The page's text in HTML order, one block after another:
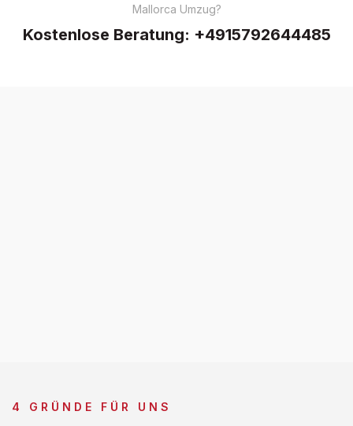
Mallorca Umzug?
Kostenlose Beratung: +4915792644485
4 GRÜNDE FÜR UNS